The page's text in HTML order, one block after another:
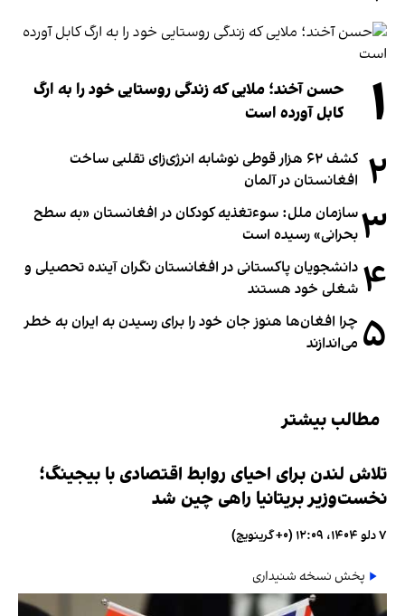
۱
حسن آخند؛ ملایی که زندگی روستایی خود را به ارگ
کابل آورده است
۲
کشف ۶۲ هزار قوطی نوشابه انرژی‌زای تقلبی ساخت
افغانستان در آلمان
۳سازمان ملل: سوء‌تغذیه کودکان در افغانستان «به سطح
بحرانی» رسیده است
۴ دانشجویان پاکستانی در افغانستان نگران آینده تحصیلی و
شغلی خود هستند
۵ چرا افغان‌ها هنوز جان خود را برای رسیدن به ایران به خطر
می‌اندازند
مطالب بیشتر
تلاش لندن برای احیای روابط اقتصادی با بیجینگ؛
نخست‌وزیر بریتانیا راهی چین شد
۷ دلو ۱۴۰۴، ۱۲:۰۹ (‎+۰ گرینویچ)
پخش نسخه شنیداری